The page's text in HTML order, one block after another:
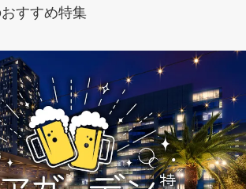
すすめ特集